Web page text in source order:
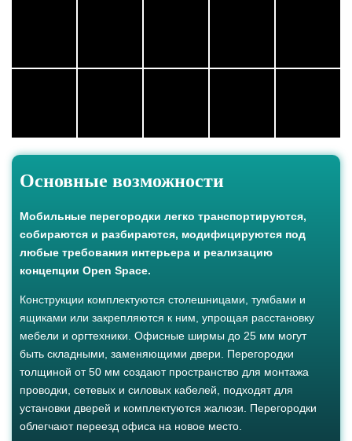
Основные возможности
Мобильные перегородки легко транспортируются,
собираются и разбираются, модифицируются под
любые требования интерьера и реализацию
концепции Open Space.
Конструкции комплектуются столешницами, тумбами и
ящиками или закрепляются к ним, упрощая расстановку
мебели и оргтехники. Офисные ширмы до 25 мм могут
быть складными, заменяющими двери. Перегородки
толщиной от 50 мм создают пространство для монтажа
проводки, сетевых и силовых кабелей, подходят для
установки дверей и комплектуются жалюзи. Перегородки
облегчают переезд офиса на новое место.